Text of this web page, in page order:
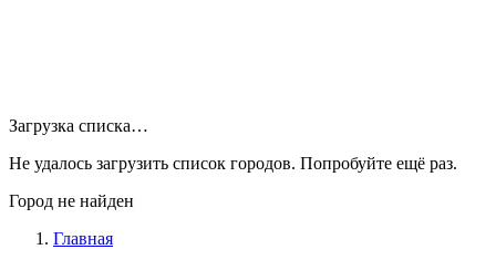
Загрузка списка…
Не удалось загрузить список городов. Попробуйте ещё раз.
Город не найден
Главная